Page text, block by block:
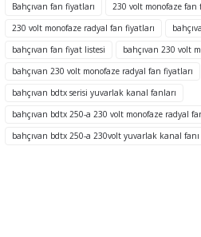
Ürün fiyatı diğer sitelerden daha
Bu ürüne benzer farklı alternatifler
TÜKENDİ
Bahçıvan fan fiyatları
230 volt monofaze fan
230 volt monofaze radyal fan fiyatları
bahçıvan fan fiyat listesi
bahçıvan 230 volt
bahçıvan 230 volt monofaze radyal fan fiyatları
bahçıvan bdtx serisi yuvarlak kanal fanları
bahçıvan bdtx 250-a 230 volt monofaze radyal
bahçıvan bdtx 250-a 230volt yuvarlak kanal fanı